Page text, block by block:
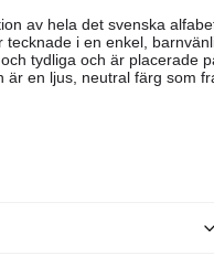
av hela det svenska
i en enkel,
tydliga och är placerade
är en ljus, neutral färg som